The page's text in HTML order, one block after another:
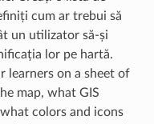
cum ar trebui să
un utilizator să-și
lor pe hartă.
learners on a sheet of
map, what GIS
colors and icons